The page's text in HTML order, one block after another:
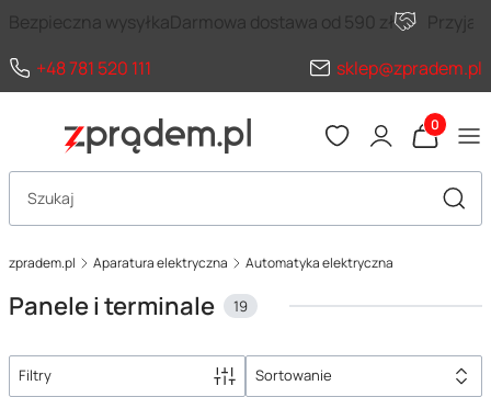
Bezpieczna wysyłkaDarmowa dostawa od 590 zł
+48 781 520 111
sklep@zpradem.pl
Produkty
Otwórz wyszukiwarkę
zpradem.pl Aparatura elektryczna Automatyka elektryczna
Panele i terminale 19
Filtry Sortowanie